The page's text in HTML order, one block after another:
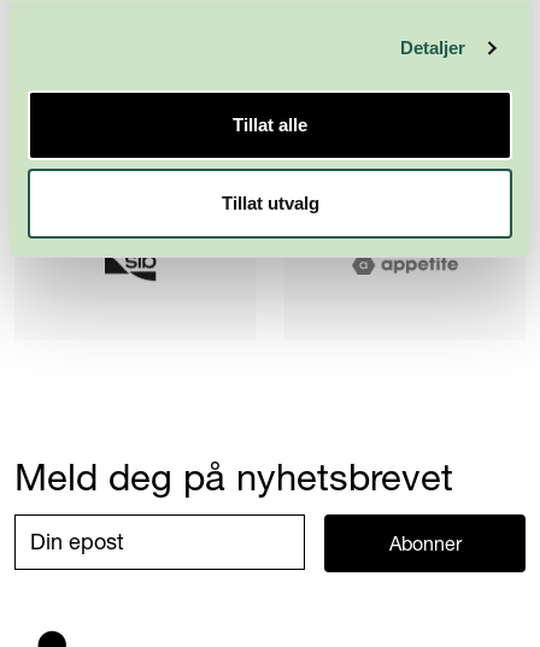
Detaljer
Tillat alle
Tillat utvalg
Meld deg på nyhetsbrevet
Abonner